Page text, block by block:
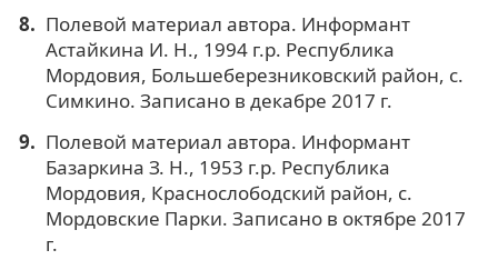
Полевой материал автора. Информант
Астайкина И. Н., 1994 г.р. Республика
Мордовия, Большеберезниковский район, с.
Симкино. Записано в декабре 2017 г.
Полевой материал автора. Информант
Базаркина З. Н., 1953 г.р. Республика
Мордовия, Краснослободский район, с.
Мордовские Парки. Записано в октябре 2017
г.